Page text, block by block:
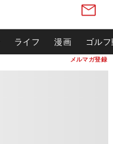
メルマガ登録
ライフ 漫画 ゴル